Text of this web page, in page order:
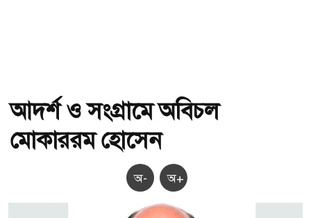
আদর্শ ও সংগ্রামে অবিচল
মোকাররম হোসেন
অ- অ+